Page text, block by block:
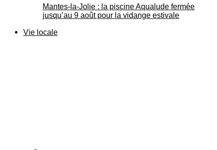
Mantes-la-Jolie : la piscine Aqualude fermée
jusqu’au 9 août pour la vidange estivale
Vie locale